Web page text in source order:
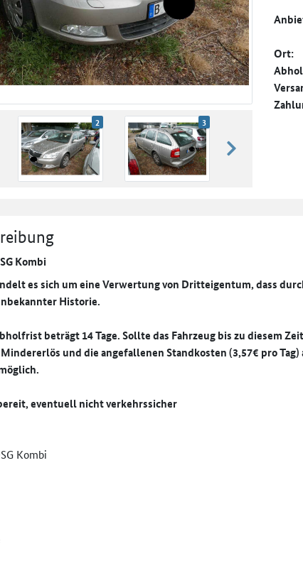
2 3
weiter blättern
Ort:
Kombi
es sich um eine Verwertung von Dritteigentum, dass
Historie.
beträgt 14 Tage. Sollte das Fahrzeug bis zu diesem
und die angefallenen Standkosten (3,57€ pro Tag)
eventuellnicht verkehrssicher
Kombi